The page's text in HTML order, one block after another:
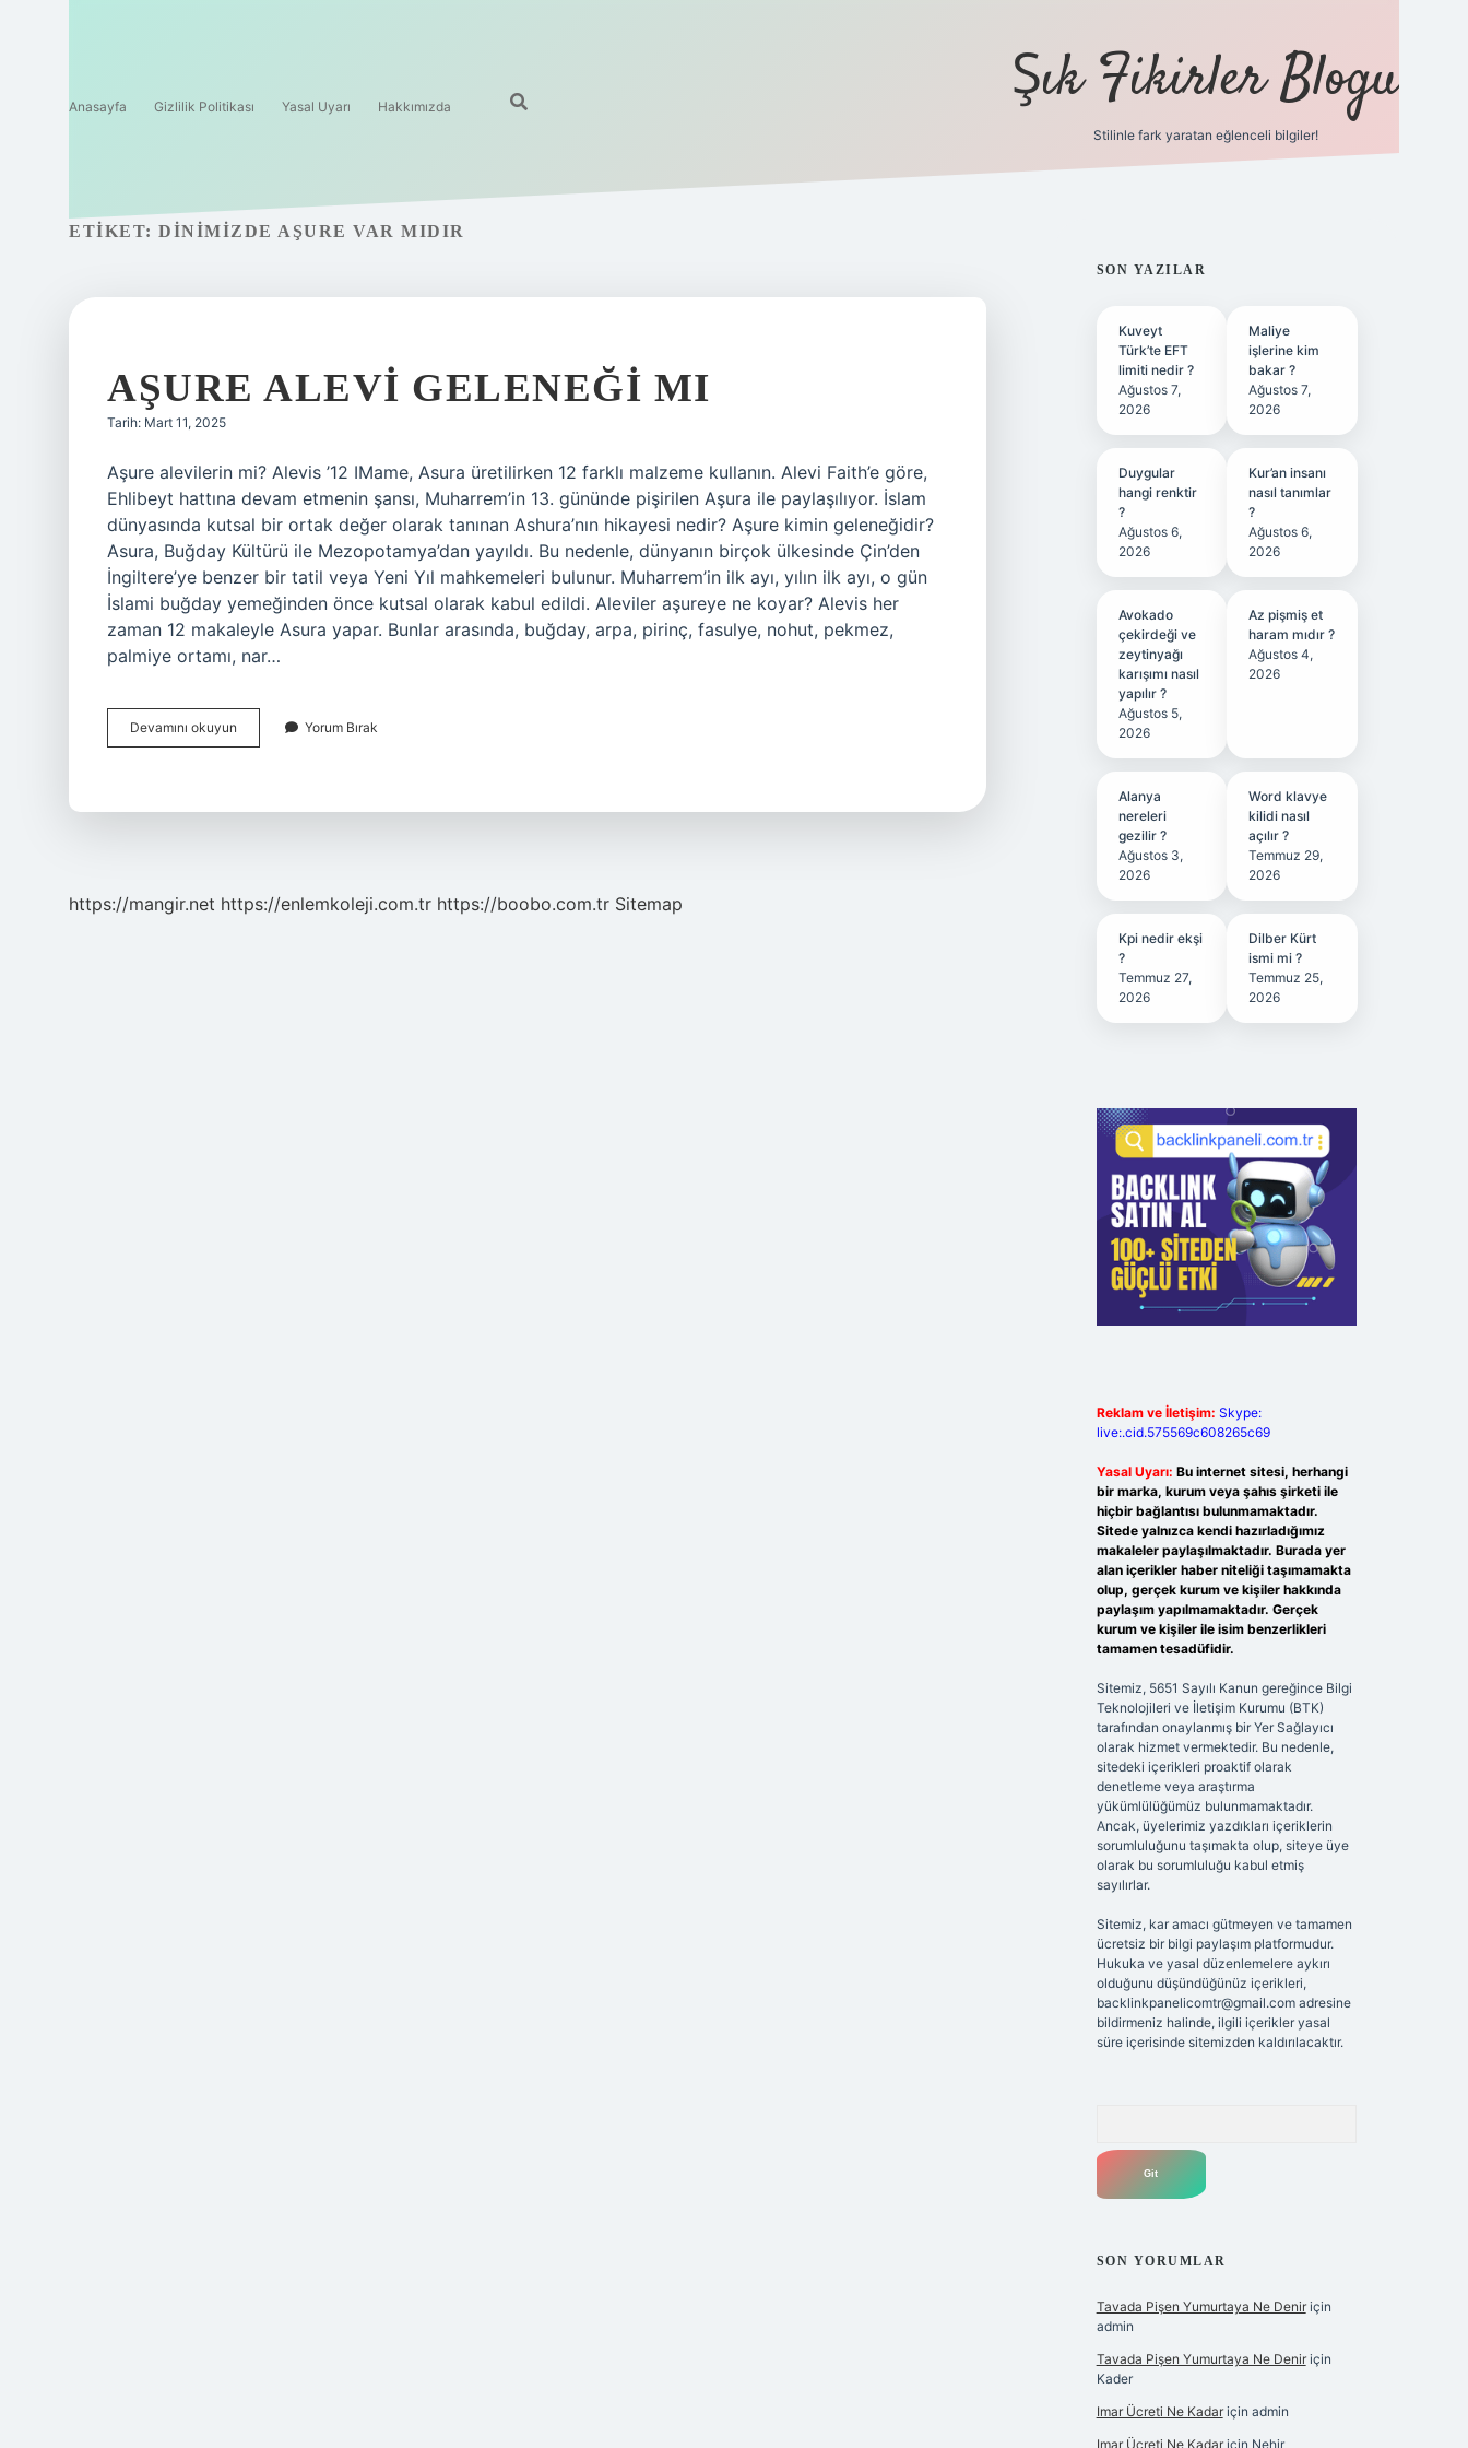
Anasayfa Gizlilik Politikası Yasal Uyarı Hakkımızda Şık Fikirler Blogu
Stilinle fark yaratan eğlenceli bilgiler!
ETIKET: DINIMIZDE AŞURE VAR MIDIR
AŞURE ALEVI GELENEĞI MI
Tarih: Mart 11, 2025
Aşure alevilerin mi? Alevis ’12 IMame, Asura üretilirken 12 farklı malzeme kullanın. Alevi Faith’e göre,
Ehlibeyt hattına devam etmenin şansı, Muharrem’in 13. gününde pişirilen Aşura ile paylaşılıyor. İslam
dünyasında kutsal bir ortak değer olarak tanınan Ashura’nın hikayesi nedir? Aşure kimin geleneğidir?
Asura, Buğday Kültürü ile Mezopotamya’dan yayıldı. Bu nedenle, dünyanın birçok ülkesinde Çin’den
İngiltere’ye benzer bir tatil veya Yeni Yıl mahkemeleri bulunur. Muharrem’in ilk ayı, yılın ilk ayı, o gün
İslami buğday yemeğinden önce kutsal olarak kabul edildi. Aleviler aşureye ne koyar? Alevis her
zaman 12 makaleyle Asura yapar. Bunlar arasında, buğday, arpa, pirinç, fasulye, nohut, pekmez,
palmiye ortamı, nar…
Devamını okuyun
Alevi
Yorum Bırak
https://mangir.net https://enlemkoleji.com.tr https://boobo.com.tr Sitemap
SIDEBAR
SON YAZILAR
Kuveyt
Türk’te EFT
limiti nedir ?
Ağustos 7,
2026
Maliye
işlerine kim
bakar ?
Ağustos 7,
2026
Duygular
hangi renktir
?
Ağustos 6,
2026
Kur’an insanı
nasıl tanımlar
?
Ağustos 6,
2026
Avokado
çekirdeği ve
zeytinyağı
karışımı nasıl
yapılır ?
Ağustos 5,
2026
Az pişmiş et
haram mıdır ?
Ağustos 4,
2026
Alanya
nereleri
gezilir ?
Ağustos 3,
2026
Word klavye
kilidi nasıl
açılır ?
Temmuz 29,
2026
Kpi nedir ekşi
?
Temmuz 27,
2026
Dilber Kürt
ismi mi ?
Temmuz 25,
2026
Reklam ve İletişim: Skype:
live:.cid.575569c608265c69
Yasal Uyarı: Bu internet sitesi, herhangi
bir marka, kurum veya şahıs şirketi ile
hiçbir bağlantısı bulunmamaktadır.
Sitede yalnızca kendi hazırladığımız
makaleler paylaşılmaktadır. Burada yer
alan içerikler haber niteliği taşımamakta
olup, gerçek kurum ve kişiler hakkında
paylaşım yapılmamaktadır. Gerçek
kurum ve kişiler ile isim benzerlikleri
tamamen tesadüfidir.
Sitemiz, 5651 Sayılı Kanun gereğince Bilgi
Teknolojileri ve İletişim Kurumu (BTK)
tarafından onaylanmış bir Yer Sağlayıcı
olarak hizmet vermektedir. Bu nedenle,
sitedeki içerikleri proaktif olarak
denetleme veya araştırma
yükümlülüğümüz bulunmamaktadır.
Ancak, üyelerimiz yazdıkları içeriklerin
sorumluluğunu taşımakta olup, siteye üye
olarak bu sorumluluğu kabul etmiş
sayılırlar.
Sitemiz, kar amacı gütmeyen ve tamamen
ücretsiz bir bilgi paylaşım platformudur.
Hukuka ve yasal düzenlemelere aykırı
olduğunu düşündüğünüz içerikleri,
backlinkpanelicomtr@gmail.comadresine
bildirmeniz halinde, ilgili içerikler yasal
süre içerisinde sitemizden kaldırılacaktır.
SON YORUMLAR
Tavada Pişen Yumurtaya Ne Deniriçin
admin
Tavada Pişen Yumurtaya Ne Deniriçin
Kader
Imar Ücreti Ne Kadariçin admin
Imar Ücreti Ne Kadariçin Nehir